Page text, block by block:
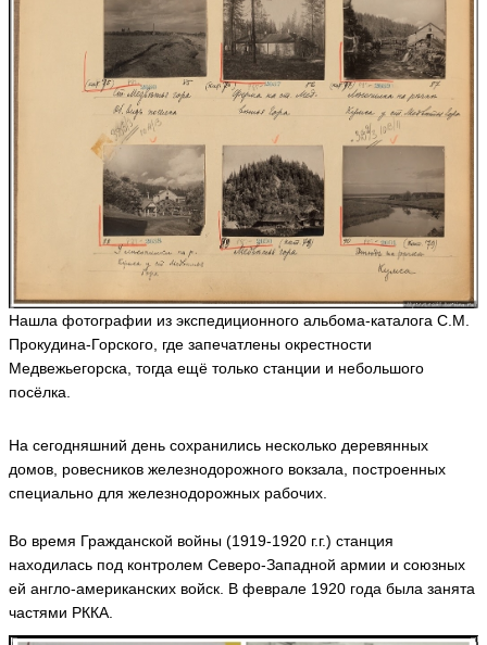
Нашла фотографии из экспедиционного альбома-каталога С.М.
Прокудина-Горского, где запечатлены окрестности
Медвежьегорска, тогда ещё только станции и небольшого
посёлка.
На сегодняшний день сохранились несколько деревянных
домов, ровесников железнодорожного вокзала, построенных
специально для железнодорожных рабочих.
Во время Гражданской войны (1919-1920 г.г.) станция
находилась под контролем Северо-Западной армии и союзных
ей англо-американских войск. В феврале 1920 года была занята
частями РККА.